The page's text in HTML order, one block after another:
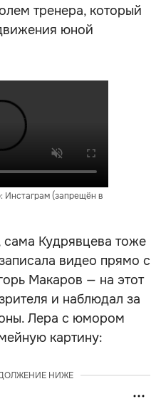
тренера, который
юной
Инстаграм (запрещён в
Кудрявцева тоже
видео прямо с
Макаров — на этот
и наблюдал за
Лера с юмором
картину:
НИЖЕ